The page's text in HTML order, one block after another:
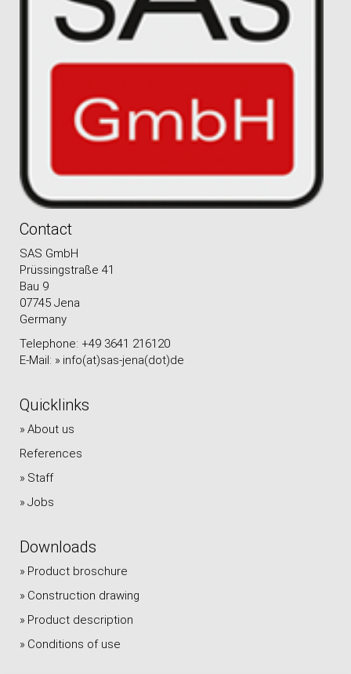
Contact
SAS GmbH
Prüssingstraße 41
Bau 9
07745 Jena
Germany
Telephone: +49 3641 216120
E-Mail:
info(at)sas-jena(dot)de
Quicklinks
About us
References
Staff
Jobs
Downloads
Product broschure
Construction drawing
Product description
Conditions of use